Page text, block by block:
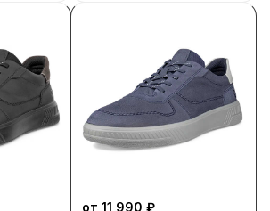
от 11 990 ₽